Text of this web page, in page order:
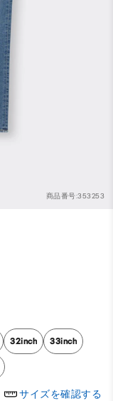
商品番号:353253
32inch 33inch
サイズを確認する